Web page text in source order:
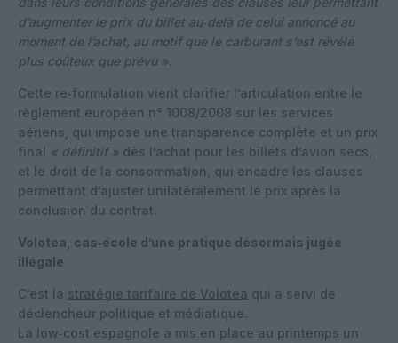
d’augmenter le prix du billet au‑delà de celui annoncé au
moment de l’achat, au motif que le carburant s’est révélé
plus coûteux que prévu ».
Cette re‑formulation vient clarifier l’articulation entre le
règlement européen n° 1008/2008 sur les services
aériens, qui impose une transparence complète et un prix
final « définitif » dès l’achat pour les billets d’avion secs,
et le droit de la consommation, qui encadre les clauses
permettant d’ajuster unilatéralement le prix après la
conclusion du contrat.
Volotea, cas‑école d’une pratique désormais jugée
illégale
C’est la stratégie tarifaire de Volotea qui a servi de
déclencheur politique et médiatique.
La low‑cost espagnole a mis en place au printemps un